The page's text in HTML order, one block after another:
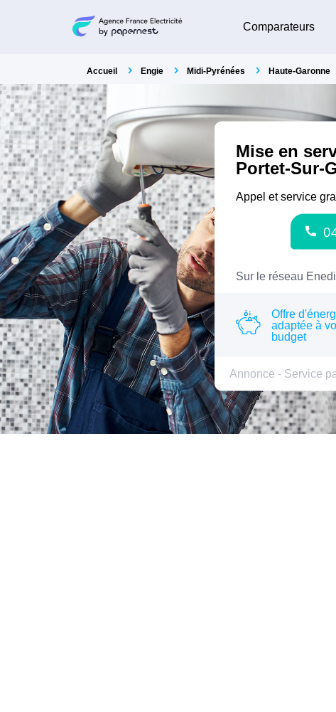
Comparateurs
Accueil Engie Midi-Pyrénées Haute-Garonne